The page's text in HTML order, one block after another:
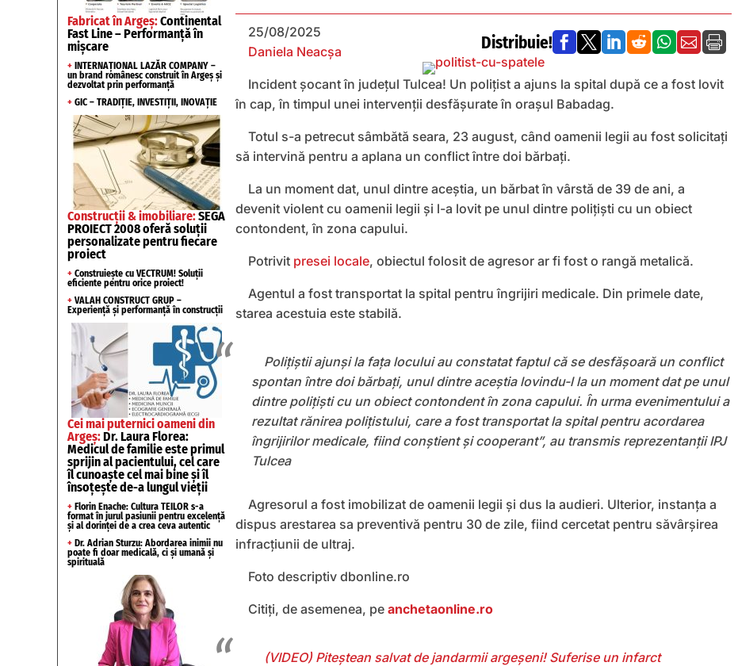
Fabricat în Argeș:Continental
Fast Line – Performanță în
mișcare
+ INTERNAȚIONAL LAZĂR COMPANY –
un brand românesc construit în Argeș și
dezvoltat prin performanță
+ GIC – TRADIȚIE, INVESTIȚII, INOVAȚIE
Construcții & imobiliare:SEGA
PROIECT 2008 oferă soluții
personalizate pentru fiecare
proiect
+ Construiește cu VECTRUM! Soluții
eficiente pentru orice proiect!
+ VALAH CONSTRUCT GRUP –
Experiență și performanță în construcții
Cei mai puternici oameni din
Argeș:Dr. Laura Florea:
Medicul de familie este primul
sprijin al pacientului, cel care
îl cunoaște cel mai bine și îl
însoțește de-a lungul vieții
+ Florin Enache: Cultura TEILOR s-a
format în jurul pasiunii pentru excelență
și al dorinței de a crea ceva autentic
+ Dr. Adrian Sturzu: Abordarea inimii nu
poate fi doar medicală, ci și umană și
spirituală
25/08/2025
Daniela Neacșa
Distribuie!       
Incident șocant în județul Tulcea! Un polițist a ajuns la spital după ce a fost lovit
în cap, în timpul unei intervenții desfășurate în orașul Babadag.
Totul s-a petrecut sâmbătă seara, 23 august, când oamenii legii au fost solicitați
să intervină pentru a aplana un conflict între doi bărbați.
La un moment dat, unul dintre aceștia, un bărbat în vârstă de 39 de ani, a
devenit violent cu oamenii legii și l-a lovit pe unul dintre polițiști cu un obiect
contondent, în zona capului.
Potrivit presei locale, obiectul folosit de agresor ar fi fost o rangă metalică.
Agentul a fost transportat la spital pentru îngrijiri medicale. Din primele date,
starea acestuia este stabilă.
Poliţiştii ajunşi la faţa locului au constatat faptul că se desfăşoară un conflict
spontan între doi bărbaţi, unul dintre aceştia lovindu-l la un moment dat pe unul
dintre poliţişti cu un obiect contondent în zona capului. În urma evenimentului a
rezultat rănirea poliţistului, care a fost transportat la spital pentru acordarea
îngrijirilor medicale, fiind conştient şi cooperant”, au transmis reprezentanții IPJ
Tulcea
Agresorul a fost imobilizat de oamenii legii și dus la audieri. Ulterior, instanța a
dispus arestarea sa preventivă pentru 30 de zile, fiind cercetat pentru săvârșirea
infracțiunii de ultraj.
Foto descriptiv dbonline.ro
Citiți, de asemenea, pe anchetaonline.ro
(VIDEO) Piteștean salvat de jandarmii argeșeni! Suferise un infarct